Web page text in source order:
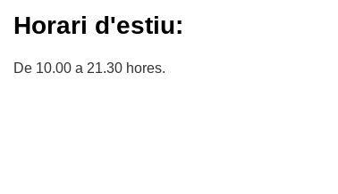
Horari d'estiu:
De 10.00 a 21.30 hores.